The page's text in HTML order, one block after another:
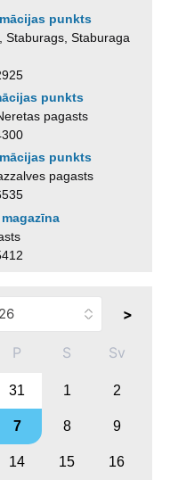
punkts
Staburags, Staburaga
punkts
pagasts
punkts
pagasts
>
P S Sv
31 1 2
7 8 9
14 15 16